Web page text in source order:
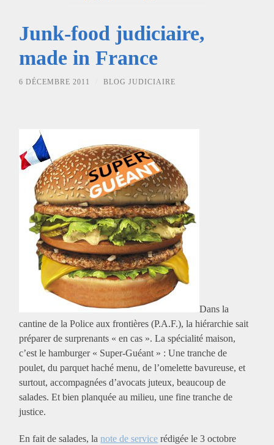
Junk-food judiciaire,
made in France
6 DÉCEMBRE 2011 BLOG JUDICIAIRE
Dans la
cantine de la Police aux frontières (P.A.F.), la hiérarchie sait
préparer de surprenants « en cas ». La spécialité maison,
c’est le hamburger « Super-Guéant » : Une tranche de
poulet, du parquet haché menu, de l’omelette bavureuse, et
surtout, accompagnées d’avocats juteux, beaucoup de
salades. Et bien planquée au milieu, une fine tranche de
justice.
En fait de salades, lanote de service rédigée le 3 octobre